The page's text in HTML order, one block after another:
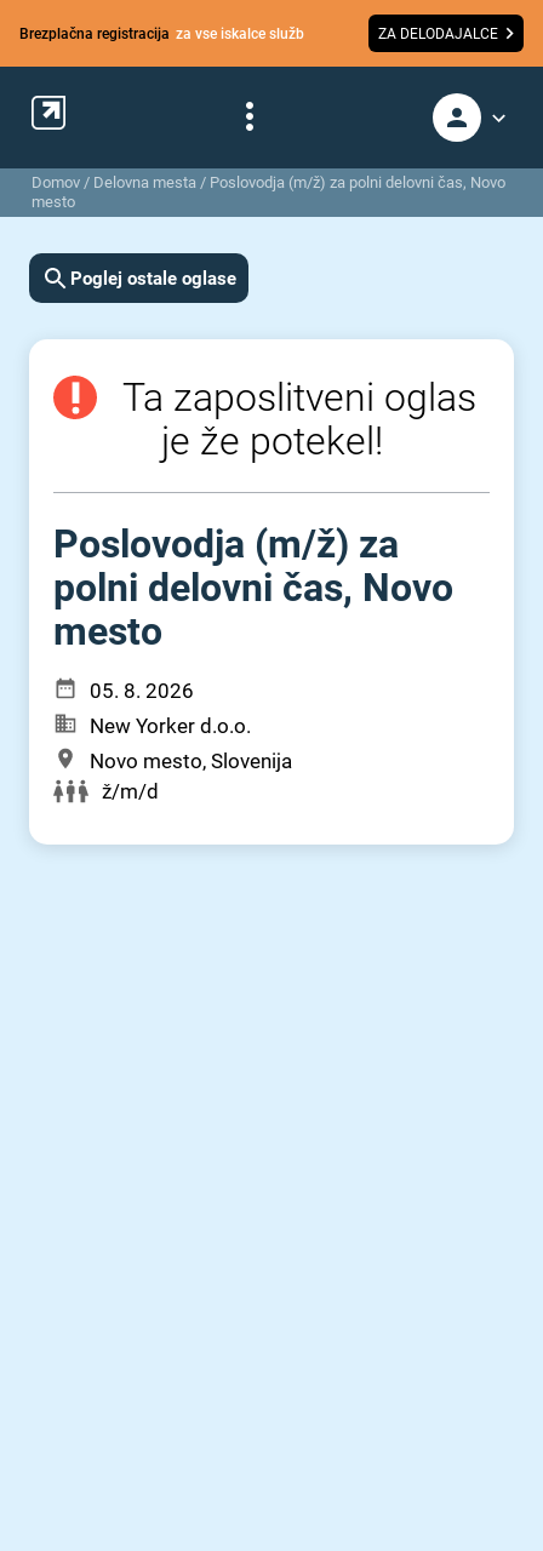
Brezplačna registracija za vse iskalce služb ZA DELODAJALCE
Domov / Delovna mesta / Poslovodja (m/ž) za polni delovni čas, Novo
mesto
Poglej ostale oglase
Ta zaposlitveni oglas
je že potekel!
Poslovodja (m⁠/⁠ž) za
polni delovni čas, Novo
mesto
05. 8. 2026
New Yorker d.o.o.
Novo mesto, Slovenija
ž/m/d